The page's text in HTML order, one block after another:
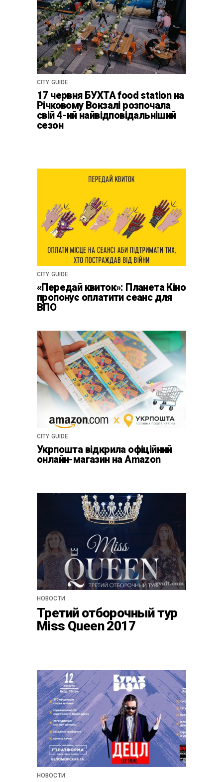
CITY GUIDE
17 червня БУХТА food station на
Річковому Вокзалі розпочала
свій 4-ий найвідповідальніший
сезон
CITY GUIDE
«Передай квиток»: Планета Кіно
пропонує оплатити сеанс для
ВПО
CITY GUIDE
Укрпошта відкрила офіційний
онлайн-магазин на Amazon
НОВОСТИ
Третий отборочный тур
Miss Queen 2017
НОВОСТИ